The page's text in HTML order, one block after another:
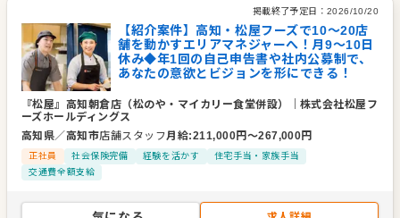
掲載終了予定日： 2026/10/20
【紹介案件】高知・松屋フーズで10〜20店
舗を動かすエリアマネジャーへ！月9～10日
休み◆年1回の自己申告書や社内公募制で、
あなたの意欲とビジョンを形にできる！
『松屋』高知朝倉店（松のや・マイカリー食堂併設） ｜株式会社松屋フ
ーズホールディングス
高知県／高知市店舗スタッフ月給:211,000円〜267,000円
正社員 社会保険完備 経験を活かす
住宅手当・家族手当
交通費全額支給